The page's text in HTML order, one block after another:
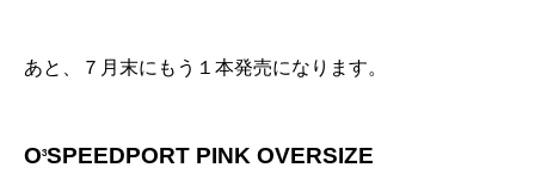
あと、７月末にもう１本発売になります。
O3SPEEDPORT PINK OVERSIZE